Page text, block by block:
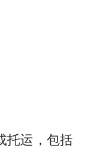
托运，包括